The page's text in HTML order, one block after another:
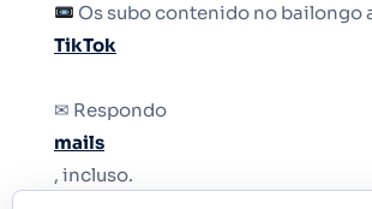
Os subo contenido no bailongo
TikTok
✉ Respondo
mails
, incluso.